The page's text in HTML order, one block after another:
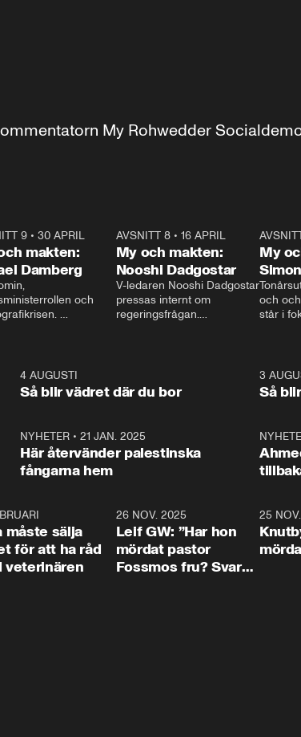
My Rohwedder
9• 30 APRIL
makten:
Damberg
och
och Makten.
AVSNITT 8• 16 APRIL
My och makten:
Nooshi Dadgostar
V-ledaren Nooshi Dadgostar
pressas internt om
regeringsfrågan.
– Vi ställer upp i val. Ska vi
vara med så sitter vi förstås
My
och
står i
1:064 AUGUSTI
Så blir vädret där du bor
3
Så
NYHETER •21 JAN. 2025
Här återvänder palestinska
fångarna hem
måste sälja
för att ha råd
veterinären
26 NOV. 2025
Leif GW: ”Har hon
mördat pastor
Fossmos fru? Svar
25